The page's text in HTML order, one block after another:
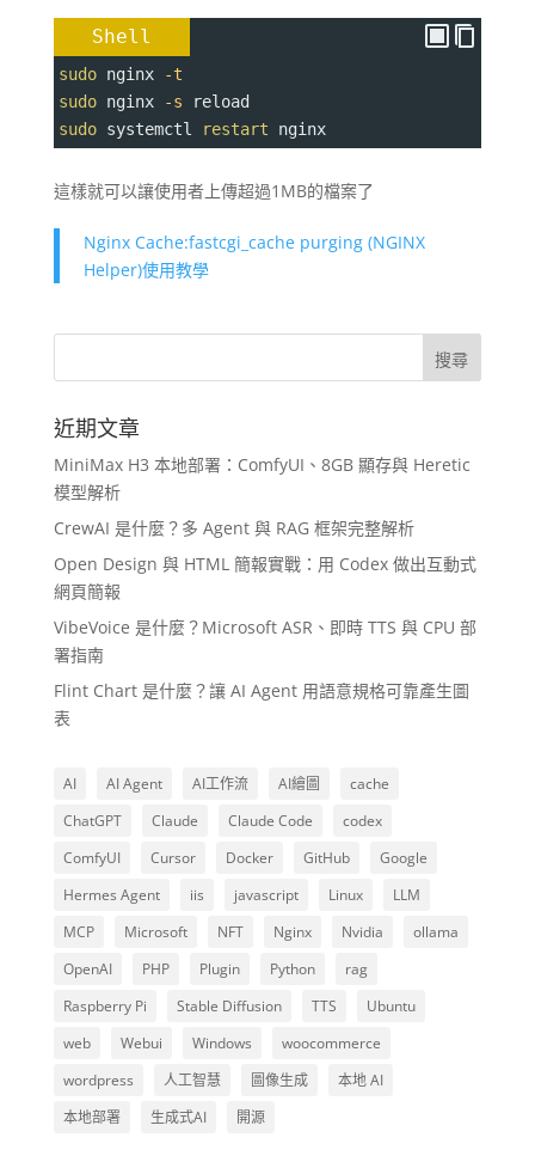
Shell
sudo nginx
-t
sudo nginx -s reload
sudo systemctl restart nginx
這樣就可以讓使用者上傳超過1MB的檔案了
Nginx Cache:fastcgi_cache purging (NGINX
Helper)使用教學
近期文章
MiniMax H3 本地部署：ComfyUI、8GB 顯存與 Heretic
模型解析
CrewAI 是什麼？多 Agent 與 RAG 框架完整解析
Open Design 與 HTML 簡報實戰：用 Codex 做出互動式
網頁簡報
VibeVoice 是什麼？Microsoft ASR、即時 TTS 與 CPU 部
署指南
Flint Chart 是什麼？讓 AI Agent 用語意規格可靠產生圖
表
AI AI Agent AI工作流 AI繪圖
cache
ChatGPT
Claude Claude Code
codex
ComfyUI
Cursor Docker GitHub
Google
Hermes Agent
iis javascript Linux
LLM
MCP
Microsoft NFT Nginx Nvidia
ollama
OpenAI
PHP Plugin Python
rag
Raspberry Pi
Stable Diffusion TTS
Ubuntu
web
Webui Windows
woocommerce
wordpress
人工智慧 圖像生成
本地 AI
本地部署
生成式AI 開源